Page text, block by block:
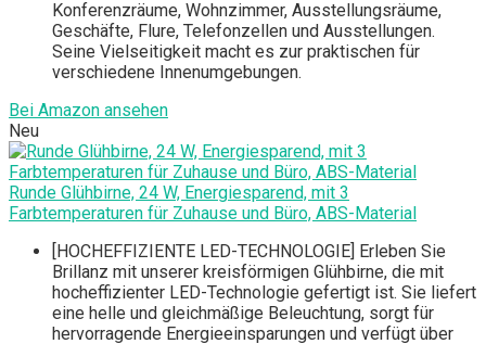
Konferenzräume, Wohnzimmer, Ausstellungsräume,
Geschäfte, Flure, Telefonzellen und Ausstellungen.
Seine Vielseitigkeit macht es zur praktischen für
verschiedene Innenumgebungen.
Bei Amazon ansehen
Neu
Runde Glühbirne, 24 W, Energiesparend, mit 3
Farbtemperaturen für Zuhause und Büro, ABS-Material
[HOCHEFFIZIENTE LED-TECHNOLOGIE] Erleben Sie
Brillanz mit unserer kreisförmigen Glühbirne, die mit
hocheffizienter LED-Technologie gefertigt ist. Sie liefert
eine helle und gleichmäßige Beleuchtung, sorgt für
hervorragende Energieeinsparungen und verfügt über